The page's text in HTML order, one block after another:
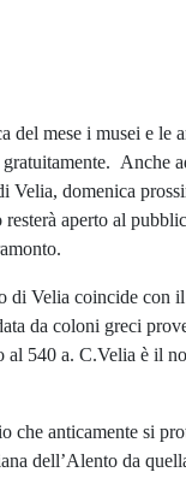
del mese i musei e le
Anche
Velia, domenica
resterà aperto al
di Velia coincide con il
da coloni greci
540 a. C.Velia è il
che anticamente si
dell’Alento da